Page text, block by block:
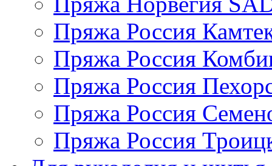
Пряжа Россия
Пряжа Россия
Пряжа Россия
Пряжа Россия
Пряжа Россия